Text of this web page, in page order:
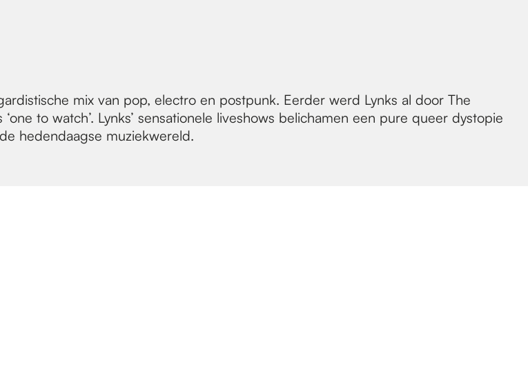
mix van pop, electro en postpunk. Eerder werd Lynks al door The
to watch’. Lynks’ sensationele liveshows belichamen een pure queer dystopie
hedendaagse muziekwereld.